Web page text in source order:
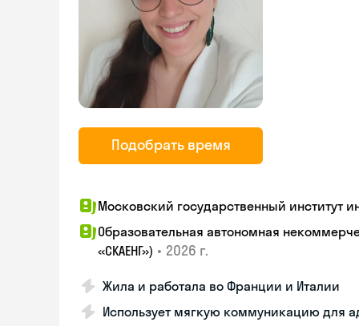
Подобрать время
Московский государственный институт
Образовательная автономная
«СКАЕНГ») • 2026 г.
Жила и работала во Франции и Италии
Использует мягкую коммуникацию для